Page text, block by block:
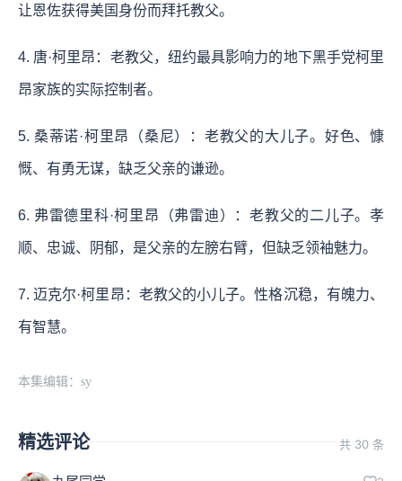
让恩佐获得美国身份而拜托教父。
4. 唐·柯里昂：老教父，纽约最具影响力的地下黑手党柯里
昂家族的实际控制者。
5. 桑蒂诺·柯里昂（桑尼）：老教父的大儿子。好色、慷
慨、有勇无谋，缺乏父亲的谦逊。
6. 弗雷德里科·柯里昂（弗雷迪）：老教父的二儿子。孝
顺、忠诚、阴郁，是父亲的左膀右臂，但缺乏领袖魅力。
7. 迈克尔·柯里昂：老教父的小儿子。性格沉稳，有魄力、
有智慧。
本集编辑：sy
精选评论 共 30 条